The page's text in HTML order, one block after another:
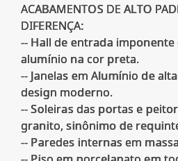
ACABAMENTOS DE ALTO
DIFERENÇA:
-- Hall de entrada
alumínio na cor preta.
-- Janelas em Alumínio de
design moderno.
-- Soleiras das portas e
granito, sinônimo de
-- Paredes internas em